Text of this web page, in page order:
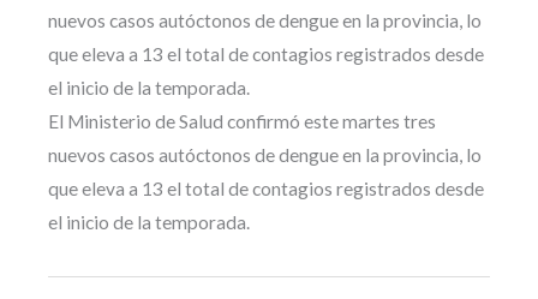
nuevos casos autóctonos de dengue en la provincia, lo
que eleva a 13 el total de contagios registrados desde
el inicio de la temporada.
El Ministerio de Salud confirmó este martes tres
nuevos casos autóctonos de dengue en la provincia, lo
que eleva a 13 el total de contagios registrados desde
el inicio de la temporada.